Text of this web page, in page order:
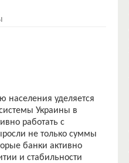
населения уделяется
Украины в
работать с
не только суммы
банки активно
и стабильности